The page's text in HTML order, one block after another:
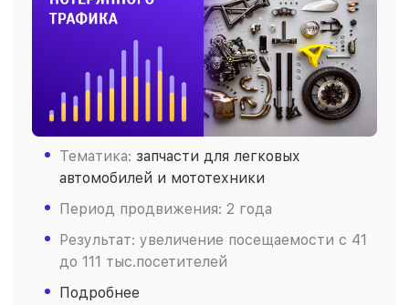
Тематика: запчасти для легковых
автомобилей и мототехники
Период продвижения: 2 года
Результат: увеличение посещаемости с 41
до 111 тыс.посетителей
Подробнее